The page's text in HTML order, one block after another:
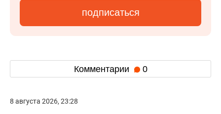
подписаться
Комментарии 0
8 августа 2026, 23:28